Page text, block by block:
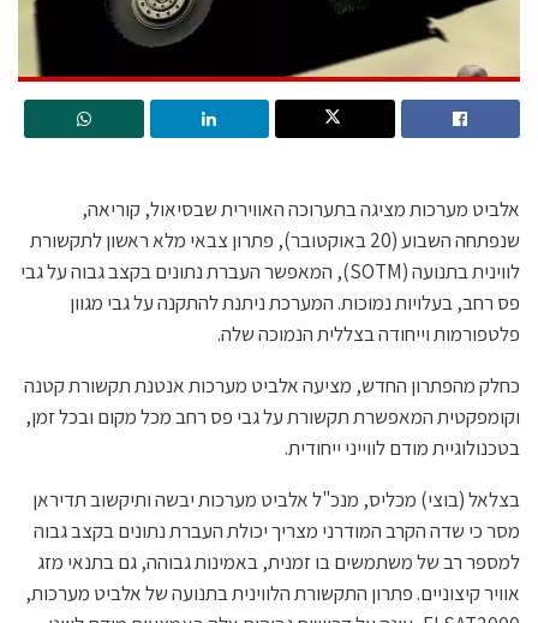
אלביט מערכות מציגה בתערוכה האווירית שבסיאול, קוריאה,
שנפתחה השבוע (20 באוקטובר), פתרון צבאי מלא ראשון לתקשורת
לווינית בתנועה (SOTM), המאפשר העברת נתונים בקצב גבוה על גבי
פס רחב, בעלויות נמוכות. המערכת ניתנת להתקנה על גבי מגוון
פלטפורמות וייחודה בצללית הנמוכה שלה.
כחלק מהפתרון החדש, מציעה אלביט מערכות אנטנת תקשורת קטנה
וקומפקטית המאפשרת תקשורת על גבי פס רחב מכל מקום ובכל זמן,
בטכנולוגיית מודם לווייני ייחודית.
בצלאל (בוצי) מכליס, מנכ"ל אלביט מערכות יבשה ותיקשוב תדיראן
מסר כי שדה הקרב המודרני מצריך יכולת העברת נתונים בקצב גבוה
למספר רב של משתמשים בו זמנית, באמינות גבוהה, גם בתנאי מזג
אוויר קיצוניים. פתרון התקשורת הלווינית בתנועה של אלביט מערכות,